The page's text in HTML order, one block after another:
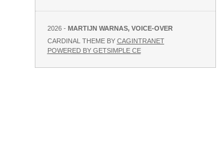
2026 - MARTIJN WARNAS, VOICE-OVER
CARDINAL THEME BY CAGINTRANET
POWERED BY GETSIMPLE CE